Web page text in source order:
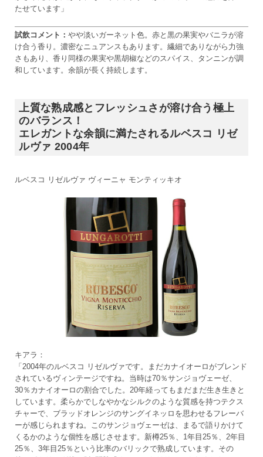
たせています」
試飲コメント： やや淡いガーネット色。赤と黒の果実やバニラが溶
け合う香り。濃密なニュアンスもあります。繊細でありながら力強
さもあり、香り同様の果実や黒胡椒などのスパイス、タンニンが調
和しています。余韻が長く持続します。
上質な熟成感とフレッシュさが溶け合う極上
のバランス！
エレガントな余韻に満たされるルベスコ リゼ
ルヴァ 2004年
ルベスコ リゼルヴァ ヴィーニャ モンティッキオ
キアラ：
「2004年のルベスコ リゼルヴァです。まだカナイオーロがブレンド
されているヴィンテージですね。当時は70％サンジョヴェーゼ、
30％カナイオーロの割合でした。20年経ってもまだまだ生き生きと
しています。柔らかでしなやかなシルクのような質感を持つテクス
チャーで、ブラッドオレンジのサングイネッロを思わせるフレーバ
ーが感じられますね。このサンジョヴェーゼは、まるで語りかけて
くるかのような個性を感じさせます。新樽25％、1年目25％、2年目
25％、3年目25％という比率のバリックで熟成しています。その